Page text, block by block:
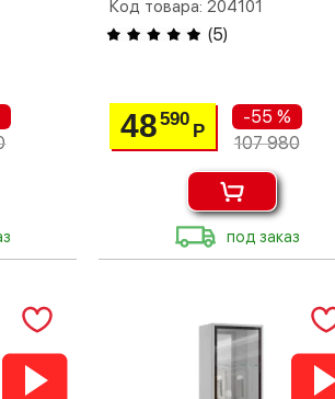
Код товара: 204101
(5)
48590
Р
-55 %
107 980
под заказ